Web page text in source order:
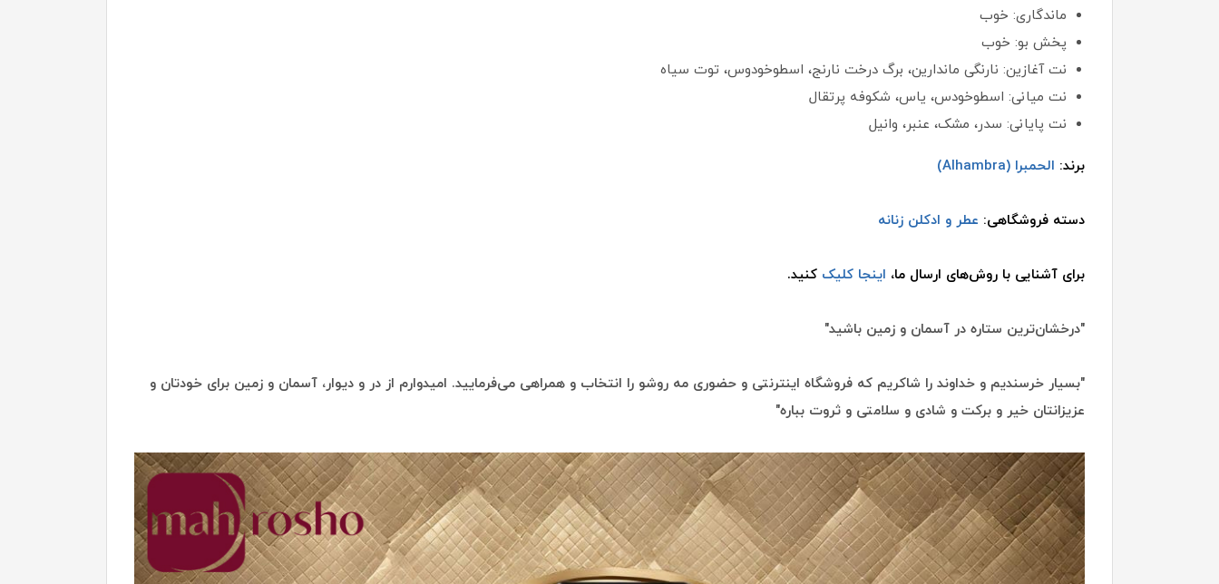
ماندگاری: خوب
پخش بو: خوب
نت آغازین: نارنگی ماندارین، برگ درخت نارنج، اسطوخودوس، توت سیاه
نت میانی: اسطوخودس، یاس، شکوفه پرتقال
نت پایانی: سدر، مشک، عنبر، وانیل
برند: الحمبرا (Alhambra)
دسته فروشگاهی: عطر و ادکلن زنانه
برای آشنایی با روش‌های ارسال ما، اینجا کلیک کنید.
"درخشان‌ترین ستاره در آسمان و زمین باشید"
"بسیار خرسندیم و خداوند را شاکریم که فروشگاه اینترنتی و حضوری مه روشو را انتخاب و همراهی می‌فرمایید. امیدوارم از در و دیوار، آسمان و زمین برای خودتان و
عزیزانتان خیر و برکت و شادی و سلامتی و ثروت بباره"